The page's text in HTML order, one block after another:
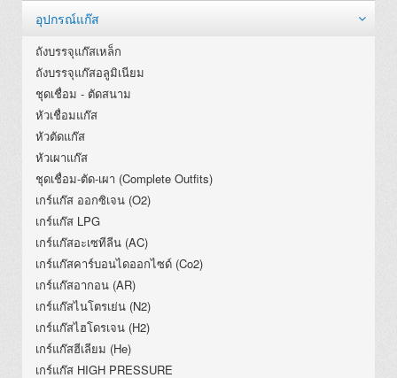
อุปกรณ์แก๊ส
ถังบรรจุแก๊สเหล็ก
ถังบรรจุแก๊สอลูมิเนียม
ชุดเชื่อม - ตัดสนาม
หัวเชื่อมแก๊ส
หัวตัดแก๊ส
หัวเผาแก๊ส
ชุดเชื่อม-ตัด-เผา (Complete Outfits)
เกร์แก๊ส ออกซิเจน (O2)
เกร์แก๊ส LPG
เกร์แก๊สอะเซทีลีน (AC)
เกร์แก๊สคาร์บอนไดออกไซด์ (Co2)
เกร์แก๊สอากอน (AR)
เกร์แก๊สไนโตรเย่น (N2)
เกร์แก๊สไฮโดรเจน (H2)
เกร์แก๊สฮีเลียม (He)
เกร์แก๊ส HIGH PRESSURE